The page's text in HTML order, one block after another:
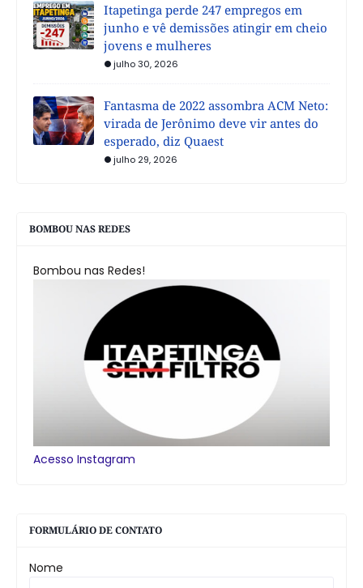
Itapetinga perde 247 empregos em
junho e vê demissões atingir em cheio
jovens e mulheres
julho 30, 2026
Fantasma de 2022 assombra ACM Neto:
virada de Jerônimo deve vir antes do
esperado, diz Quaest
julho 29, 2026
BOMBOU NAS REDES
Bombou nas Redes!
Acesso Instagram
FORMULÁRIO DE CONTATO
Nome